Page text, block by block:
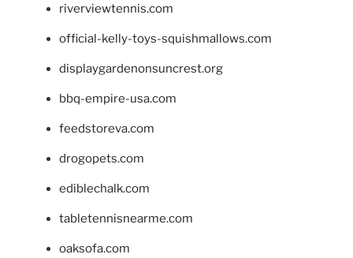
riverviewtennis.com
official-kelly-toys-squishmallows.com
displaygardenonsuncrest.org
bbq-empire-usa.com
feedstoreva.com
drogopets.com
ediblechalk.com
tabletennisnearme.com
oaksofa.com